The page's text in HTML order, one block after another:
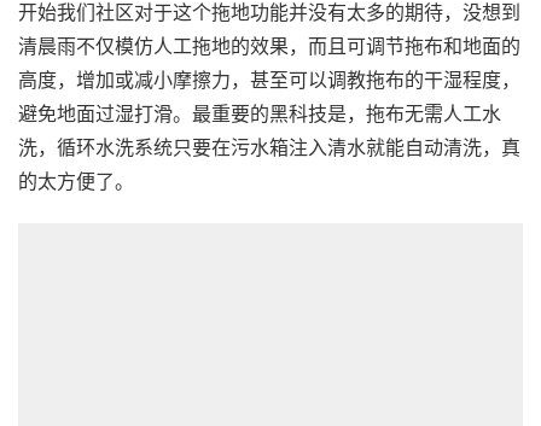
开始我们社区对于这个拖地功能并没有太多的期待，没想到
清晨雨不仅模仿人工拖地的效果，而且可调节拖布和地面的
高度，增加或减小摩擦力，甚至可以调教拖布的干湿程度，
避免地面过湿打滑。最重要的黑科技是，拖布无需人工水
洗，循环水洗系统只要在污水箱注入清水就能自动清洗，真
的太方便了。